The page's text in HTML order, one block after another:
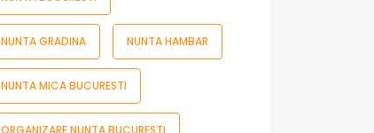
NUNTA GRADINA NUNTA HAMBAR
NUNTA MICA BUCURESTI
ORGANIZARE NUNTA BUCURESTI